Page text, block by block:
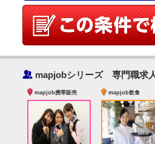
‰ mapjobシリーズ 専門職求
mapjob携帯販売 mapjob飲食